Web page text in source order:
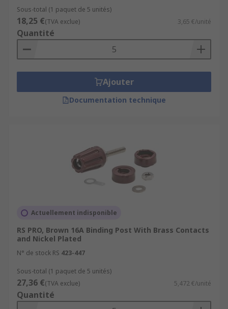
Sous-total (1 paquet de 5 unités)
18,25 €(TVA exclue) 3,65 €/unité
Quantité
Ajouter
Documentation technique
Actuellement indisponible
RS PRO, Brown 16A Binding Post With Brass Contacts
and Nickel Plated
N° de stock RS 423-447
Sous-total (1 paquet de 5 unités)
27,36 €(TVA exclue) 5,472 €/unité
Quantité